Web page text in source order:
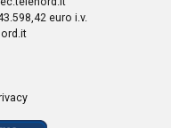
euro i.v.